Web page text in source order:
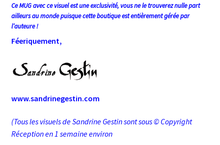
Ce MUG avec ce visuel est une exclusivité, vous ne le trouverez nulle part
ailleurs au monde puisque cette boutique est entièrement gérée par
l’auteure !
Féeriquement,
www.sandrinegestin.com
(Tous les visuels de Sandrine Gestin sont sous © Copyright
Réception en 1 semaine environ